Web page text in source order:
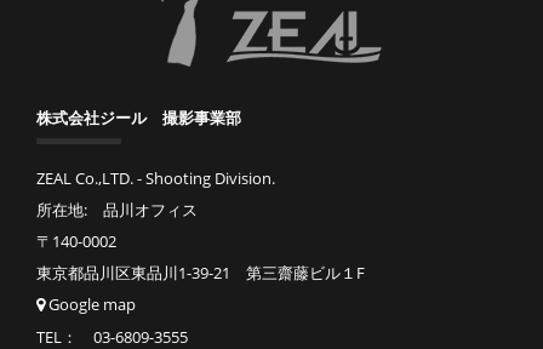
株式会社ジール 撮影事業部
ZEAL Co.,LTD. - Shooting Division.
所在地: 品川オフィス
〒140-0002
東京都品川区東品川1-39-21 第三齋藤ビル１F
Google map
TEL： 03-6809-3555